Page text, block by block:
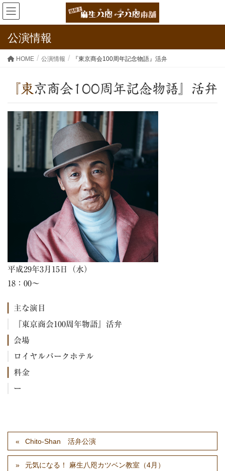
公演情報
HOME 公演情報 『東京商会100周年記念物語』活弁
『東京商会100周年記念物語』活弁
平成29年3月15日（水）
18：00～
主な演目
『東京商会100周年物語』活弁
会場
ロイヤルパークホテル
料金
ー
Chito-Shan 活弁公演
元気になる！ 麻生八咫カツベン教室（4月）